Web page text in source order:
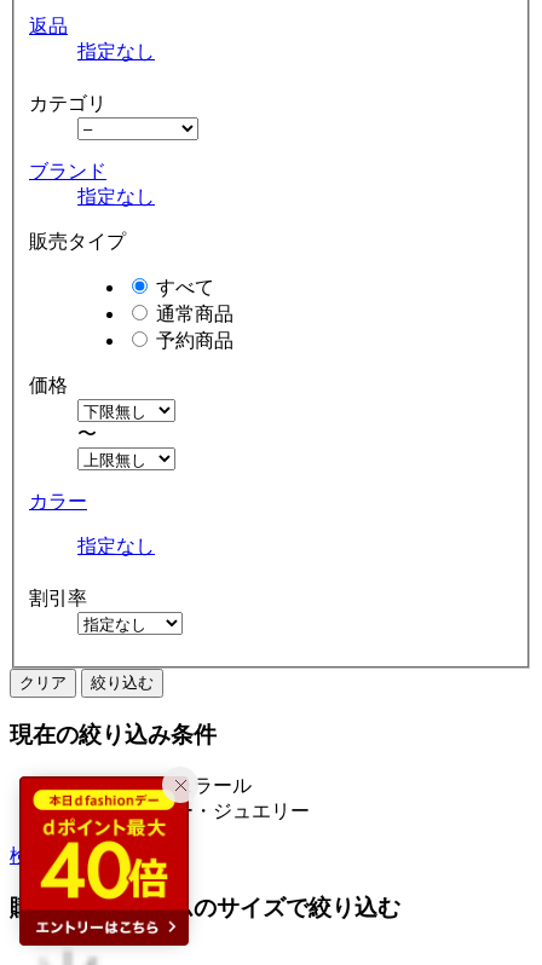
返品
指定なし
カテゴリ
ブランド
指定なし
販売タイプ
すべて
通常商品
予約商品
価格
〜
カラー
指定なし
割引率
クリア 絞り込む
現在の絞り込み条件
riverall リヴェラール
アクセサリー・ジュエリー
検索履歴から探す
購入済みアイテムのサイズで絞り込む